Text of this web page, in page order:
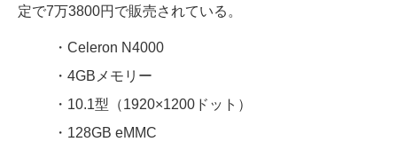
定で7万3800円で販売されている。
・Celeron N4000
・4GBメモリー
・10.1型（1920×1200ドット）
・128GB eMMC